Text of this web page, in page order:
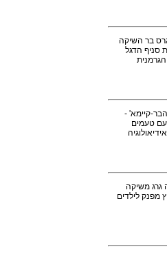
בר השיקה
סניף הדגל
קיימא' -
עם טעמים
משיקה
מפנק לילדים